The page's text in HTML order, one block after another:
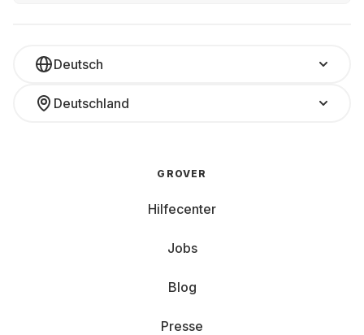
Deutsch
Deutschland
GROVER
Hilfecenter
Jobs
Blog
Presse